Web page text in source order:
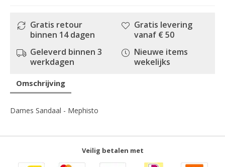
Gratis retour
binnen 14 dagen
Geleverd binnen 3
werkdagen
Gratis levering
vanaf € 50
Nieuwe items
wekelijks
Omschrijving
Dames Sandaal - Mephisto
Veilig betalen met